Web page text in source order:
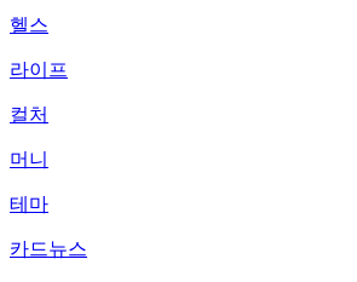
헬스
라이프
컬처
머니
테마
카드뉴스